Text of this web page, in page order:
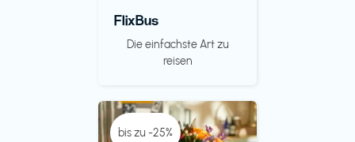
FlixBus
Die einfachste Art zu
reisen
bis zu -25%